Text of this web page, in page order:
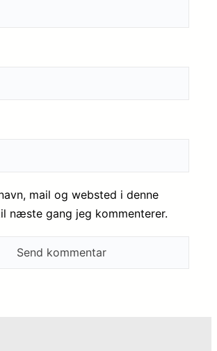
mail og websted i denne
næste gang jeg kommenterer.